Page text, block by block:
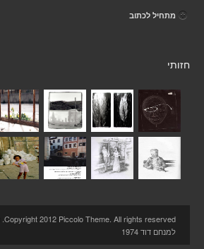
מתחיל לכתוב
חזותי
למנחם דוד 1974